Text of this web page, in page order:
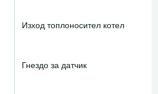
Изход топлоносител котел
Гнездо за датчик